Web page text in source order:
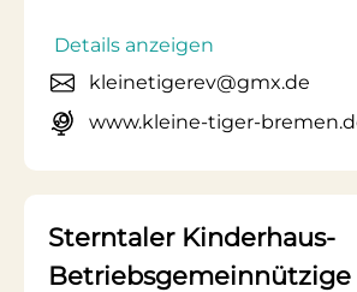
Details anzeigen
kleinetigerev@gmx.de
www.kleine-tiger-
Sterntaler Kinderhaus-
Betriebsgemeinnützige